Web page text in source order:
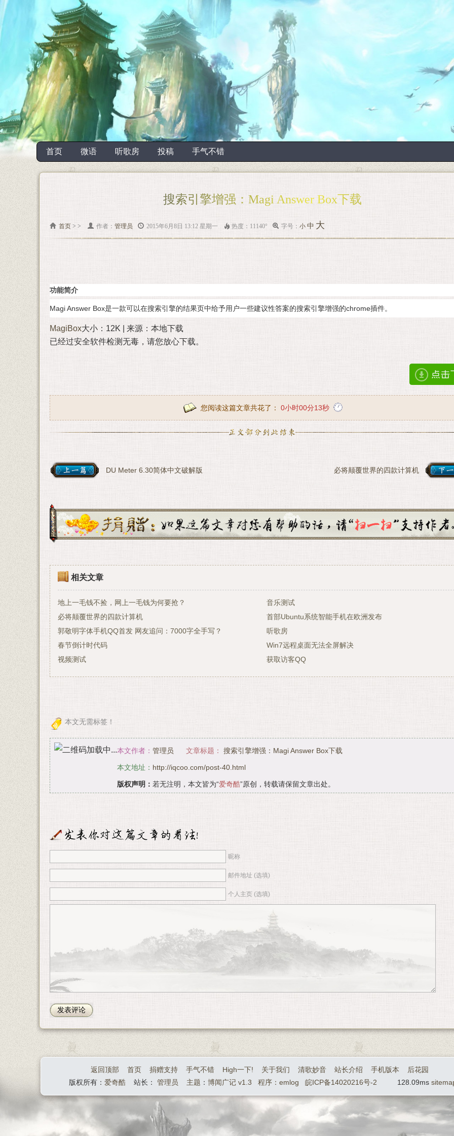
首页 微语 听歌房 投稿 手气不错
搜索引擎增强：Magi Answer Box下载
首页 > > 作者： 管理员 2015年6月8日 13:12 星期一 热度：11140° 字号： 小 中 大
功能简介
Magi Answer Box是一款可以在搜索引擎的结果页中给予用户一些建议性答案的搜索引擎增强的chrome插件。
MagiBox大小：12K | 来源：本地下载
已经过安全软件检测无毒，请您放心下载。
您阅读这篇文章共花了： 0小时00分14秒
DU Meter 6.30简体中文破解版 必将颠覆世界的四款计算机
相关文章
地上一毛钱不捡，网上一毛钱为何要抢？
音乐测试
必将颠覆世界的四款计算机
首部Ubuntu系统智能手机在欧洲发布
郭敬明字体手机QQ首发 网友追问：7000字全手写？
听歌房
春节倒计时代码
Win7远程桌面无法全屏解决
视频测试
获取访客QQ
本文无需标签！
本文作者： 管理员 文章标题： 搜索引擎增强：Magi Answer Box下载
本文地址： http://iqcoo.com/post-40.html
版权声明： 若无注明，本文皆为“爱奇酷”原创，转载请保留文章出处。
昵称
邮件地址 (选填)
个人主页 (选填)
返回顶部 首页 捐赠支持 手气不错 High一下! 关于我们 清歌妙音 站长介绍 手机版本
后花园
版权所有： 爱奇酷站长： 管理员 主题 ： 博闻广记 v1.3 程序：emlog 皖ICP备14020216号-2 128.09ms